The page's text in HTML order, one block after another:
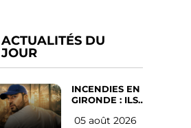
ACTUALITÉS DU
JOUR
INCENDIES EN
GIRONDE : ILS
D’ABANDONNER
05 août 2026